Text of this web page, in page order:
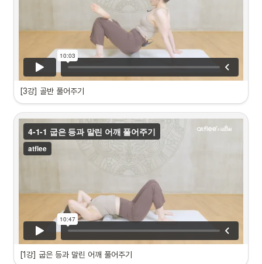
영상 소개
• 폼롤러로 할 수 있는 전신 풀어주기 세 번째 시간
• 몸의 안전성을 위해 반드시 필요한 골반 풀어주기
다음 영상도 이어서 볼까요?
[3강] 골반 풀어주기
영상 소개
[1강] 굽은 등과 말린 어깨 풀어주기